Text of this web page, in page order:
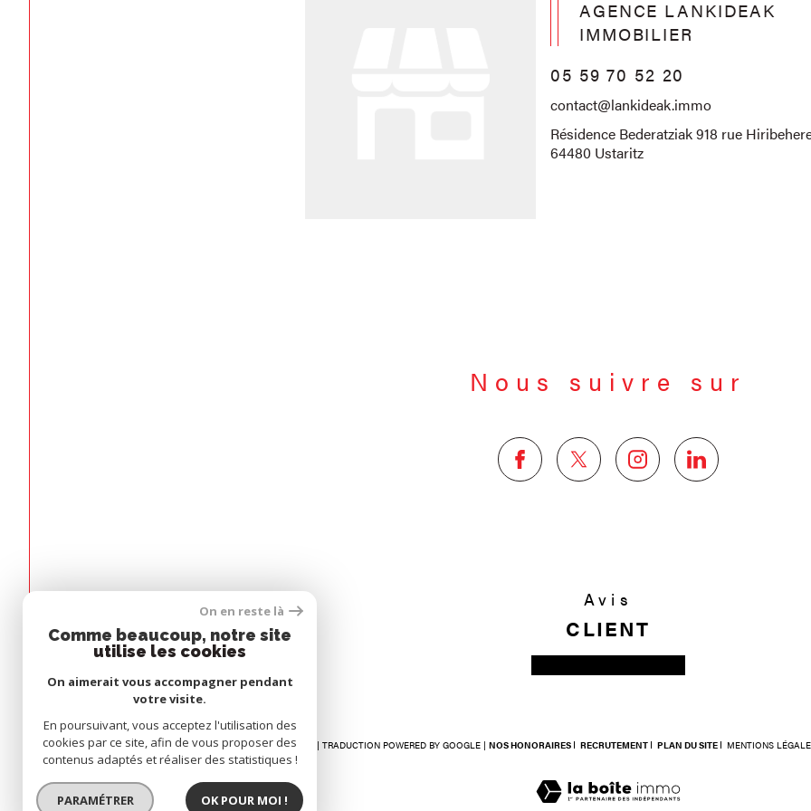
AGENCE LANKIDEAK
IMMOBILIER
05 59 70 52 20
contact@lankideak.immo
Résidence Bederatziak 918 rue
64480 Ustaritz
Nous suivre sur
Espace
PROPRIÉTAIRE
Avis
CLIENT
© 2026 | TOUS DROITS RÉSERVÉS | TRADUCTION POWERED BY GOOGLE | NOS HONORAIRES RECRUTEMENT PLAN DU SITE MENTIONS
On en reste là
Comme beaucoup, notre site
utilise les cookies
On aimerait vous accompagner pendant
votre visite.
En poursuivant, vous acceptez l'utilisation des
cookies par ce site, afin de vous proposer des
contenus adaptés et réaliser des statistiques !
PARAMÉTRER OK POUR MOI !